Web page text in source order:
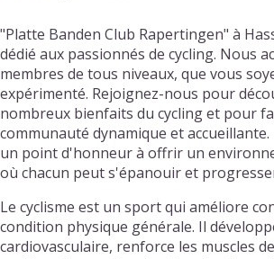
"Platte Banden Club Rapertingen" à
dédié aux passionnés de cycling. Nous
membres de tous niveaux, que vous
expérimenté. Rejoignez-nous pour
nombreux bienfaits du cycling et pour
communauté dynamique et
un point d'honneur à offrir un
où chacun peut s'épanouir et
Le cyclisme est un sport qui améliore
condition physique générale. Il
cardiovasculaire, renforce les muscles